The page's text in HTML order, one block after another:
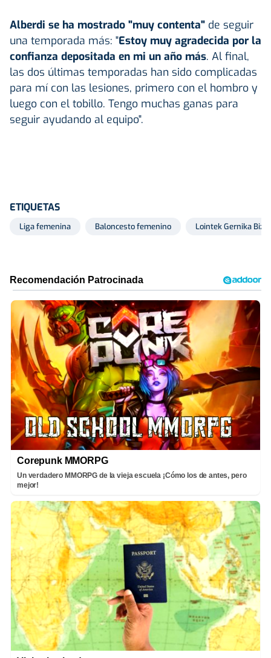
Alberdi se ha mostrado "muy contenta" de seguir
una temporada más: "Estoy muy agradecida por la
confianza depositada en mi un año más. Al final,
las dos últimas temporadas han sido complicadas
para mí con las lesiones, primero con el hombro y
luego con el tobillo. Tengo muchas ganas para
seguir ayudando al equipo".
ETIQUETAS
Liga femenina Baloncesto femenino Lointek Gernika
Corepunk MMORPG
Un verdadero MMORPG de la vieja escuela ¡Cómo los de antes, pero
mejor!